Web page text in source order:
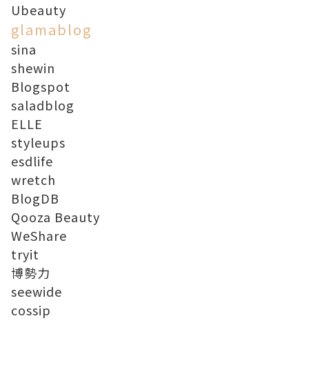
Ubeauty
glamablog
sina
shewin
Blogspot
saladblog
ELLE
styleups
esdlife
wretch
BlogDB
Qooza Beauty
WeShare
tryit
博勢力
seewide
cossip